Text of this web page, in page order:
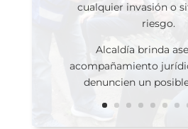
cualquier invasión o
riesgo.
Alcaldía brinda
acompañamiento
denuncien un